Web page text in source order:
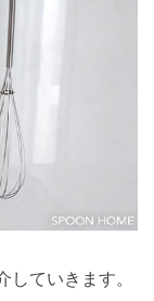
ていきます。